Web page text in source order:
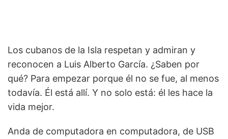
Los cubanos de la Isla respetan y admiran y
reconocen a Luis Alberto García. ¿Saben por
qué? Para empezar porque él no se fue, al menos
todavía. Él está allí. Y no solo está: él les hace la
vida mejor.
Anda de computadora en computadora, de USB